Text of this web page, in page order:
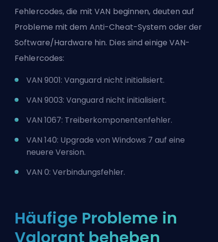
Fehlercodes, die mit VAN beginnen, deuten auf
Probleme mit dem Anti-Cheat-System oder der
Software/Hardware hin. Dies sind einige VAN-
Fehlercodes:
VAN 9001: Vanguard nicht initialisiert.
VAN 9003: Vanguard nicht initialisiert.
VAN 1067: Treiberkomponentenfehler.
VAN 140: Upgrade von Windows 7 auf eine
neuere Version.
VAN 0: Verbindungsfehler.
Häufige Probleme in
Valorant beheben